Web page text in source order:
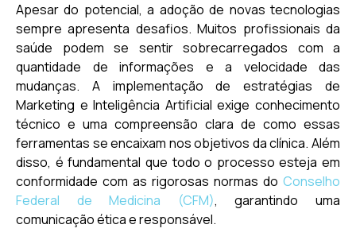
Apesar do potencial, a adoção de novas tecnologias
sempre apresenta desafios. Muitos profissionais da
saúde podem se sentir sobrecarregados com a
quantidade de informações e a velocidade das
mudanças. A implementação de estratégias de
Marketing e Inteligência Artificial exige conhecimento
técnico e uma compreensão clara de como essas
ferramentas se encaixam nos objetivos da clínica. Além
disso, é fundamental que todo o processo esteja em
conformidade com as rigorosas normas do Conselho
Federal de Medicina (CFM), garantindo uma
comunicação ética e responsável.